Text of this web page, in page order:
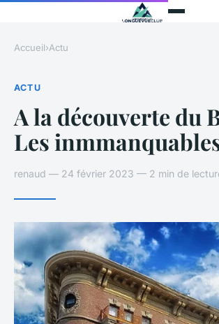
Accueil›Actu
ACTU
A la découverte du
Les
renaud — 24 février 2023 — 2 min de